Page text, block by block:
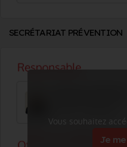
SECRÉTARIAT PRÉVENTION
Vous souhaitez
Je